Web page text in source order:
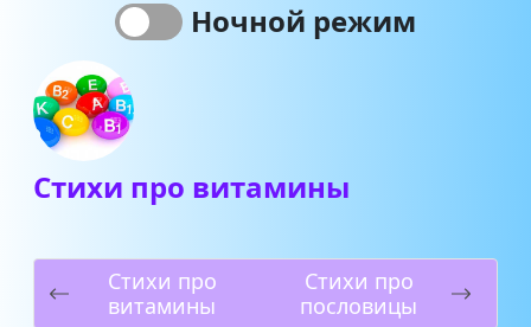
Ночной режим
Стихи про витамины
Стихи про
витамины
Стихи про
пословицы